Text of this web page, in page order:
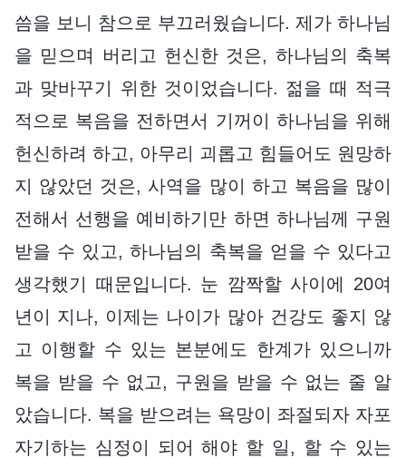
씀을 보니 참으로 부끄러웠습니다. 제가 하나님
을 믿으며 버리고 헌신한 것은, 하나님의 축복
과 맞바꾸기 위한 것이었습니다. 젊을 때 적극
적으로 복음을 전하면서 기꺼이 하나님을 위해
헌신하려 하고, 아무리 괴롭고 힘들어도 원망하
지 않았던 것은, 사역을 많이 하고 복음을 많이
전해서 선행을 예비하기만 하면 하나님께 구원
받을 수 있고, 하나님의 축복을 얻을 수 있다고
생각했기 때문입니다. 눈 깜짝할 사이에 20여
년이 지나, 이제는 나이가 많아 건강도 좋지 않
고 이행할 수 있는 본분에도 한계가 있으니까
복을 받을 수 없고, 구원을 받을 수 없는 줄 알
았습니다. 복을 받으려는 욕망이 좌절되자 자포
자기하는 심정이 되어 해야 할 일, 할 수 있는